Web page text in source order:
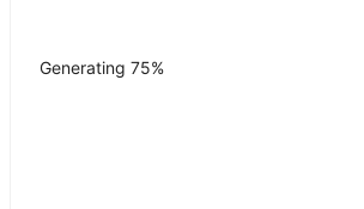
Generating 75%